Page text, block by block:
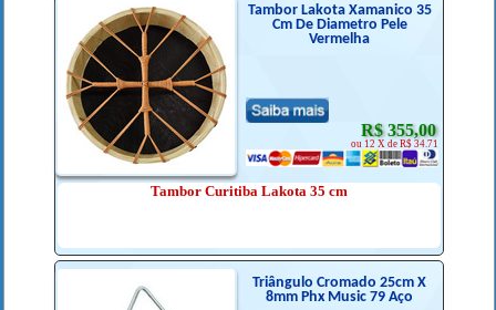
Tambor Lakota Xamanico 35
Cm De Diametro Pele
Vermelha
R$ 355,00
ou 12 X de R$ 34.71
Tambor Curitiba Lakota 35 cm
Triângulo Cromado 25cm X
8mm Phx Music 79 Aço